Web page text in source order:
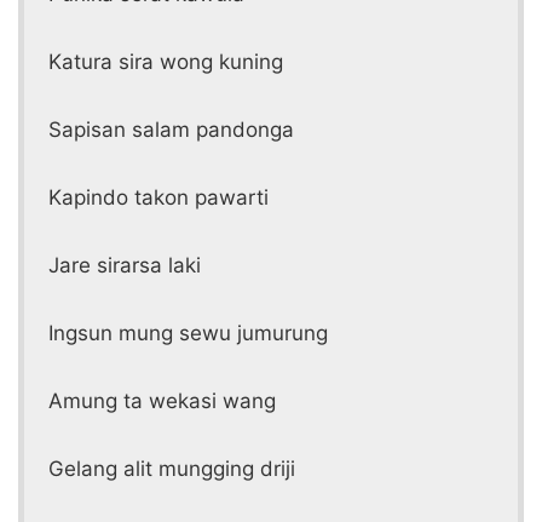
Katura sira wong kuning
Sapisan salam pandonga
Kapindo takon pawarti
Jare sirarsa laki
Ingsun mung sewu jumurung
Amung ta wekasi wang
Gelang alit mungging driji